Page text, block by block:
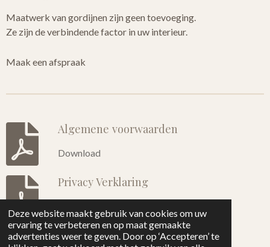
Deze website maakt gebruik van cookies om uw
ervaring te verbeteren en op maat gemaakte
advertenties weer te geven. Door op ‘Accepteren’ te
Maatwerk van gordijnen zijn geen toevoeging.
Ze zijn de verbindende factor in uw interieur.
Maak een afspraak
Algemene voorwaarden
Download
Privacy Verklaring
© 2023 - 2026 Horse & Home
Powered byJouwWeb